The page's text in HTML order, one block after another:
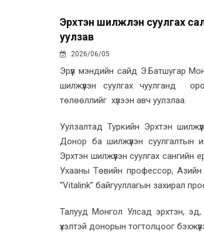
Эрхтэн шилжүүлэн суулгах
уулзав
2026/06/05
Эрүүл мэндийн сайд Э.Батшугар
шилжүүлэн суулгах чуулганд
төлөөллийг хүлээн авч уулзлаа.
Уулзалтад Туркийн Эрхтэн
Донор ба шилжүүлэн суулгалтын
Эрхтэн шилжүүлэн суулгах
Ухааны Төвийн профессор, Азийн
“Vitalink” байгууллагын захирал
Талууд Монгол Улсад эрхтэн, эд,
үхэлтэй донорын тогтолцоог